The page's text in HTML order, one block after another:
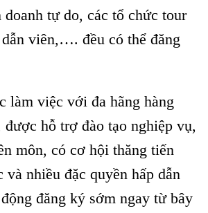
tự do, các tổ chức tour
viên,…. đều có thể đăng
làm việc với đa hãng hàng
hỗ trợ đào tạo nghiệp vụ,
môn, có cơ hội thăng tiến
và nhiều đặc quyền hấp dẫn
đăng ký sớm ngay từ bây